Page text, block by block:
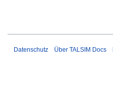
Datenschutz Über TALSIM Docs